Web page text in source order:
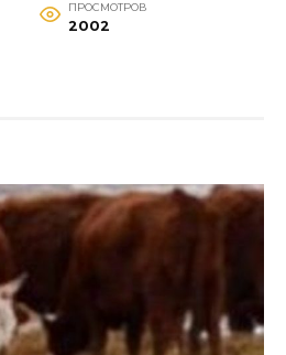
ПРОСМОТРОВ
2002